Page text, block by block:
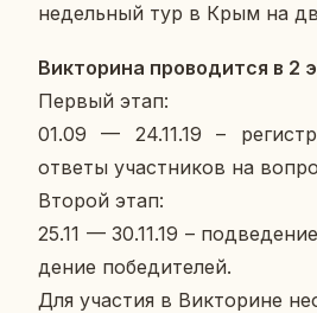
недель­ный тур в Крым на
Вик­то­ри­на про­во­дит­ся в 2
Первый этап:
01.09 — 24.11.19 –
ответы участ­ни­ков на
Второй этап:
25.11 — 30.11.19 –
де­ние по­бе­ди­те­лей.
Для уча­стия в Вик­то­рине